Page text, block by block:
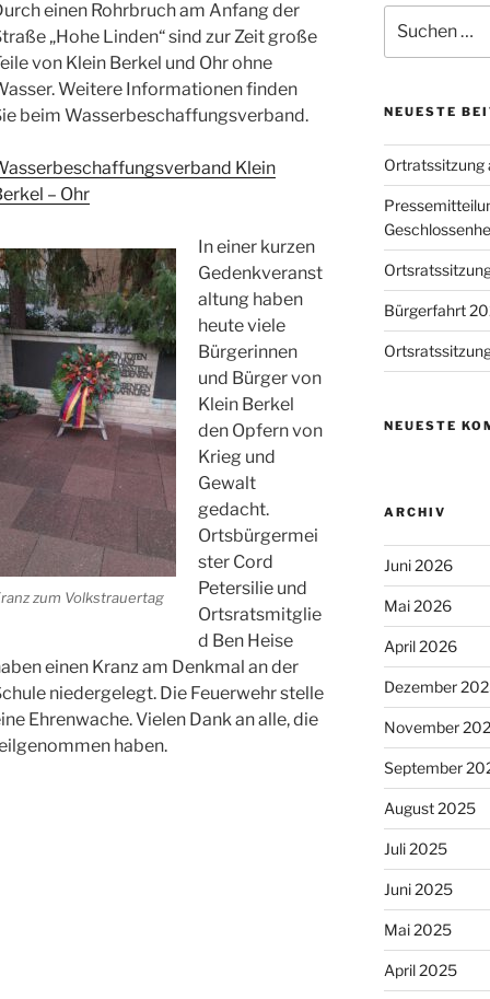
einen Rohrbruch am Anfang der
„Hohe Linden“ sind zur Zeit große
von Klein Berkel und Ohr ohne
Weitere Informationen finden
beim Wasserbeschaffungsverband.
Klein
– Ohr
zum Volkstrauertag
In einer kurzen
Gedenkveranst
altung haben
heute viele
Bürgerinnen
und Bürger von
Klein Berkel
den Opfern von
Krieg und
Gewalt
gedacht.
Ortsbürgermei
ster Cord
Petersilie und
Ortsratsmitglie
d Ben Heise
einen Kranz am Denkmal an der
niedergelegt. Die Feuerwehr stelle
Ehrenwache. Vielen Dank an alle, die
haben.
nach:
NEUESTE
Ortratssitzung
Bürgerfahrt
NEUESTE
ARCHIV
Juni 2026
Mai 2026
April 2026
Dezember
November
September
August 2025
Juli 2025
Juni 2025
Mai 2025
April 2025